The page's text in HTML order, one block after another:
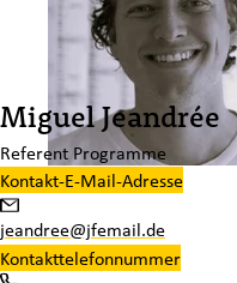
Miguel Jeandrée
Referent Programme
Kontakt-E-Mail-Adresse
jeandree@jfemail.de
Kontakttelefonnummer